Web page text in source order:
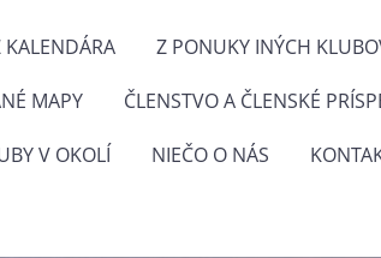
Z PONUKY INÝCH
MAPY ČLENSTVO A ČLENSKÉ
V OKOLÍ NIEČO O NÁS